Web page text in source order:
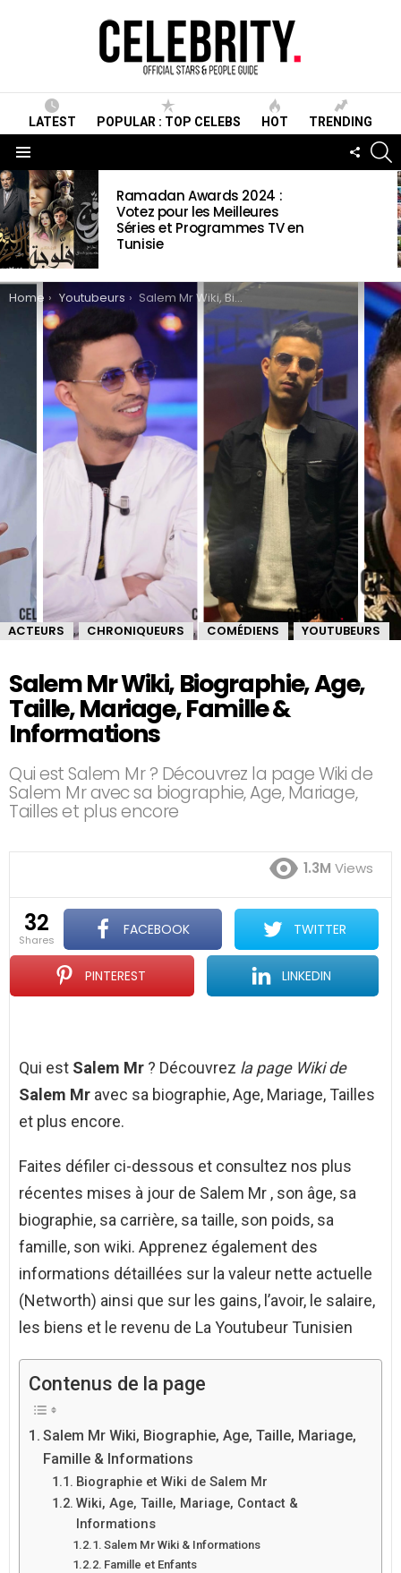
LATEST POPULAR : TOP CELEBS HOT TRENDING
LATEST
STORIES
Ramadan Awards 2024 :
Votez pour les Meilleures
Séries et Programmes TV en
Tunisie
You are here:
Home Youtubeurs Salem Mr Wiki, Biographie, Age, Taille, Mariage, Famille & Informations
ACTEURS , CHRONIQUEURS , COMÉDIENS , YOUTUBEURS
Salem Mr Wiki, Biographie, Age,
Taille, Mariage, Famille &
Informations
Qui est Salem Mr ? Découvrez la page Wiki de
Salem Mr avec sa biographie, Age, Mariage,
Tailles et plus encore
1.3M Views
32
shares
FACEBOOK TWITTER
PINTEREST LINKEDIN
Qui est Salem Mr ? Découvrez la page Wiki de
Salem Mr avec sa biographie, Age, Mariage, Tailles
et plus encore.
Faites défiler ci-dessous et consultez nos plus
récentes mises à jour de Salem Mr , son âge, sa
biographie, sa carrière, sa taille, son poids, sa
famille, son wiki. Apprenez également des
informations détaillées sur la valeur nette actuelle
(Networth) ainsi que sur les gains, l’avoir, le salaire,
les biens et le revenu de La Youtubeur Tunisien
Contenus de la page
Salem Mr Wiki, Biographie, Age, Taille, Mariage,
Famille & Informations
Biographie et Wiki de Salem Mr
Wiki, Age, Taille, Mariage, Contact &
Informations
Salem Mr Wiki & Informations
Famille et Enfants